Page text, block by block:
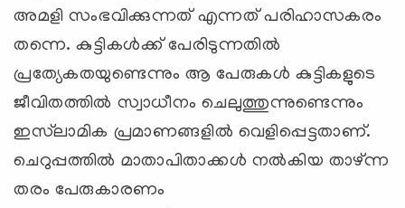
അമളി സംഭവിക്കുന്നത് എന്നത് പരിഹാസകരം
തന്നെ. കുട്ടികള്‍ക്ക് പേരിടുന്നതില്‍
പ്രത്യേകതയുണ്ടെന്നും ആ പേരുകള്‍ കുട്ടികളുടെ
ജീവിതത്തില്‍ സ്വാധീനം ചെലുത്തുന്നുണ്ടെന്നും
ഇസ്‌ലാമിക പ്രമാണങ്ങളില്‍ വെളിപ്പെട്ടതാണ്.
ചെറുപ്പത്തില്‍ മാതാപിതാക്കള്‍ നല്‍കിയ താഴ്ന്ന
തരം പേരുകാരണം